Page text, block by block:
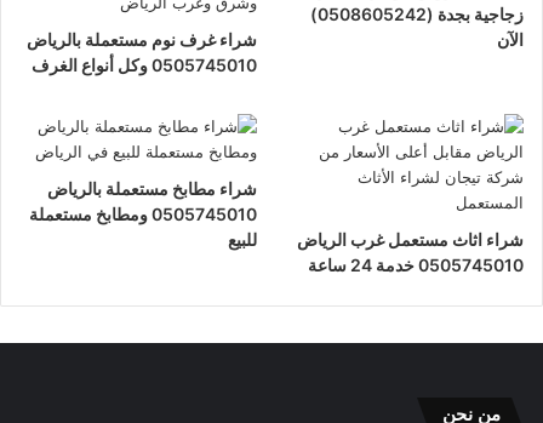
زجاجية بجدة (0508605242)
الآن
شراء غرف نوم مستعملة بالرياض
0505745010 وكل أنواع الغرف
شراء اثاث مستعمل غرب الرياض
0505745010 خدمة 24 ساعة
شراء مطابخ مستعملة بالرياض
0505745010 ومطابخ مستعملة
للبيع
من نحن